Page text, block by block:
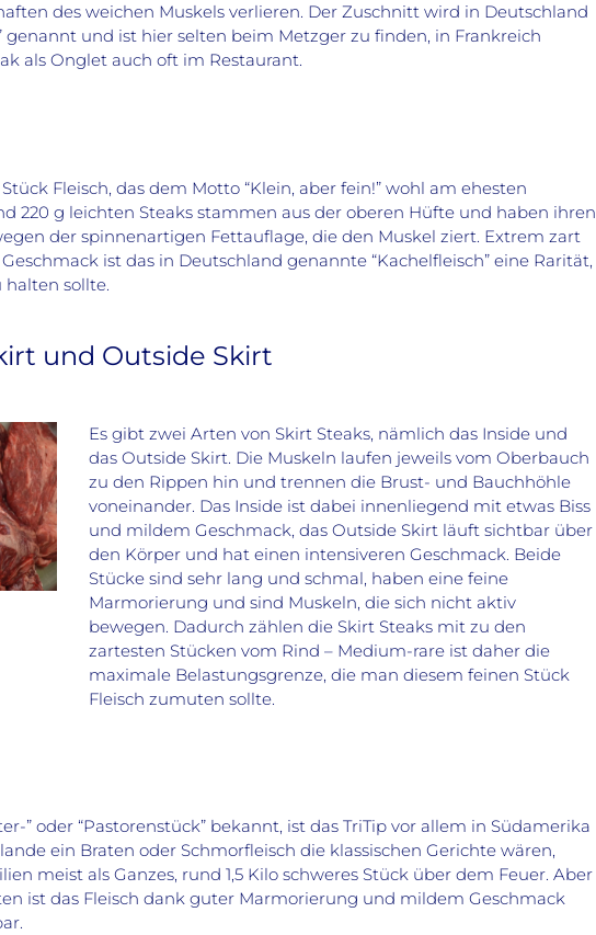
des weichen Muskels verlieren. Der Zuschnitt wird in Deutschland
genannt und ist hier selten beim Metzger zu finden, in Frankreich
als Onglet auch oft im Restaurant.
Fleisch, das dem Motto “Klein, aber fein!” wohl am ehesten
220 g leichten Steaks stammen aus der oberen Hüfte und haben ihren
der spinnenartigen Fettauflage, die den Muskel ziert. Extrem zart
ist das in Deutschland genannte “Kachelfleisch” eine Rarität,
halten sollte.
und Outside Skirt
Es gibt zwei Arten von Skirt Steaks, nämlich das Inside und
das Outside Skirt. Die Muskeln laufen jeweils vom Oberbauch
zu den Rippen hin und trennen die Brust- und Bauchhöhle
voneinander. Das Inside ist dabei innenliegend mit etwas Biss
und mildem Geschmack, das Outside Skirt läuft sichtbar über
den Körper und hat einen intensiveren Geschmack. Beide
Stücke sind sehr lang und schmal, haben eine feine
Marmorierung und sind Muskeln, die sich nicht aktiv
bewegen. Dadurch zählen die Skirt Steaks mit zu den
zartesten Stücken vom Rind – Medium-rare ist daher die
maximale Belastungsgrenze, die man diesem feinen Stück
Fleisch zumuten sollte.
” oder “Pastorenstück” bekannt, ist das TriTip vor allem in Südamerika
ein Braten oder Schmorfleisch die klassischen Gerichte wären,
meist als Ganzes, rund 1,5 Kilo schweres Stück über dem Feuer. Aber
ist das Fleisch dank guter Marmorierung und mildem Geschmack